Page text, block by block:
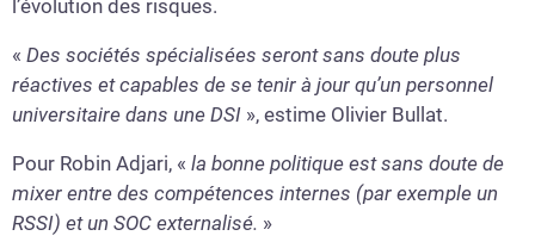
l’évolution des risques.
« Des sociétés spécialisées seront sans doute plus
réactives et capables de se tenir à jour qu’un personnel
universitaire dans une DSI », estime Olivier Bullat.
Pour Robin Adjari, « la bonne politique est sans doute de
mixer entre des compétences internes (par exemple un
RSSI) et un SOC externalisé. »